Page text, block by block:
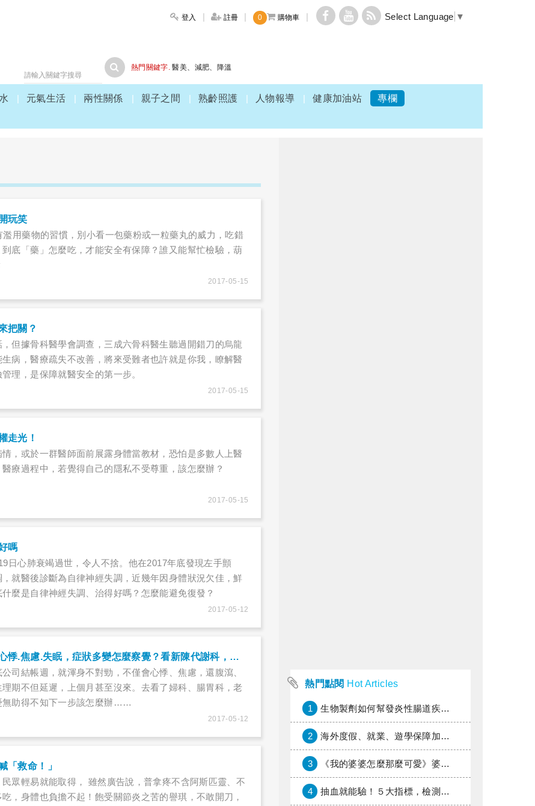
登入 註冊 0 購物車 Select Language ▼
熱門關鍵字. 醫美、 減肥、 降溫
元氣生活 兩性關係 親子之間 熟齡照護 人物報導 健康加油站
專欄
玩笑
濫用藥物的習慣，別小看一包藥粉或一粒藥丸的威力，吃錯
底「藥」怎麼吃，才能安全有保障？誰又能幫忙檢驗，葫
2017-05-15
把關？
但據骨科醫學會調查，三成六骨科醫生聽過開錯刀的烏龍
病，醫療疏失不改善，將來受難者也許就是你我，瞭解醫
理，是保障就醫安全的第一步。
2017-05-15
走光！
，或於一群醫師面前展露身體當教材，恐怕是多數人上醫
療過程中，若覺得自己的隱私不受尊重，該怎麼辦？
2017-05-15
嗎
日心肺衰竭過世，令人不捨。他在2017年底發現左手顫
就醫後診斷為自律神經失調，近幾年因身體狀況欠佳，鮮
麼是自律神經失調、治得好嗎？怎麼能避免復發？
2017-05-12
自律神經失調可能心悸.焦慮.失眠，症狀多變怎麼察覺？看新陳代謝科，還是身心科？
司結帳週，就渾身不對勁，不僅會心悸、焦慮，還腹瀉、
期不但延遲，上個月甚至沒來。去看了婦科、腸胃科，老
無助得不知下一步該怎麼辦……
2017-05-12
「救命！」
眾輕易就能取得， 雖然廣告說，普拿疼不含阿斯匹靈、不
，身體也負擔不起！飽受關節炎之苦的譽琪，不敢開刀，
熱門點閱 Hot Articles
1 生物製劑如何幫發炎性腸道疾病患者抗潰瘍？治療進展與健保給付困境一次看
2 海外度假、就業、遊學保障加倍，富邦產險「一期逐夢」專案加碼遠距醫療與緊急救援
3 《我的婆婆怎麼那麼可愛》婆婆希望媳婦放棄領取已故兒子身故理賠金，可以這樣做嗎？
4 抽血就能驗！５大指標，檢測身體是否發炎